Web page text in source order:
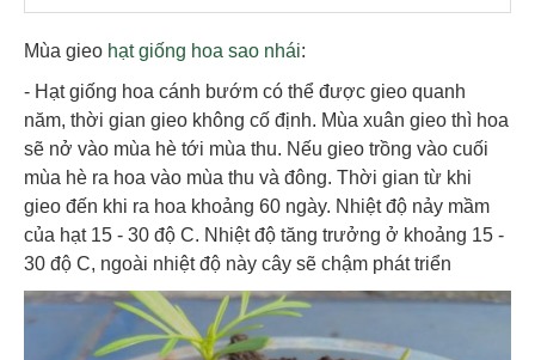
Mùa gieo hạt giống hoa sao nhái:
- Hạt giống hoa cánh bướm có thể được gieo quanh
năm, thời gian gieo không cố định. Mùa xuân gieo thì hoa
sẽ nở vào mùa hè tới mùa thu. Nếu gieo trồng vào cuối
mùa hè ra hoa vào mùa thu và đông. Thời gian từ khi
gieo đến khi ra hoa khoảng 60 ngày. Nhiệt độ nảy mầm
của hạt 15 - 30 độ C. Nhiệt độ tăng trưởng ở khoảng 15 -
30 độ C, ngoài nhiệt độ này cây sẽ chậm phát triển